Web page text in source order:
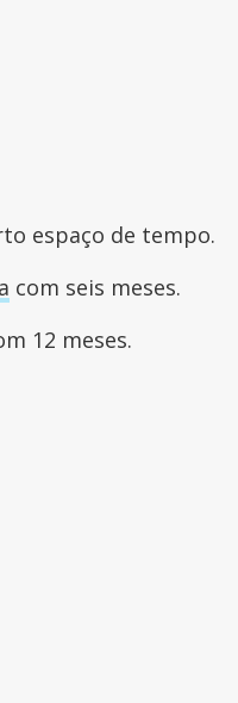
espaço de tempo.
com seis meses.
12 meses.